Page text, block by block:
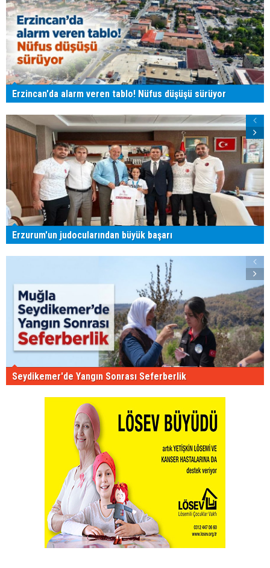
Erzincan'da alarm veren tablo! Nüfus düşüşü sürüyor
Erzurum'un judocularından büyük başarı
Seydikemer'de Yangın Sonrası Seferberlik